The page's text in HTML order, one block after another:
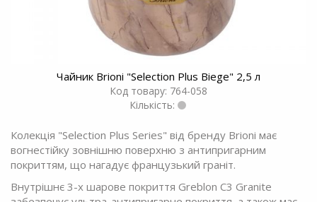
Чайник Brioni "Selection Plus Biege" 2,5 л
Код товару: 764-058
Кількість:
Колекція "Selection Plus Series" від бренду Brioni має
вогнестійку зовнішню поверхню з антипригарним
покриттям, що нагадує французький граніт.
Внутрішнє 3-х шарове покриття Greblon C3 Granite